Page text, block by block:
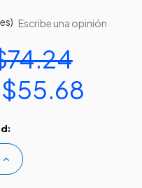
Escribe una opinión
$55.68
Aumentar
cantidad